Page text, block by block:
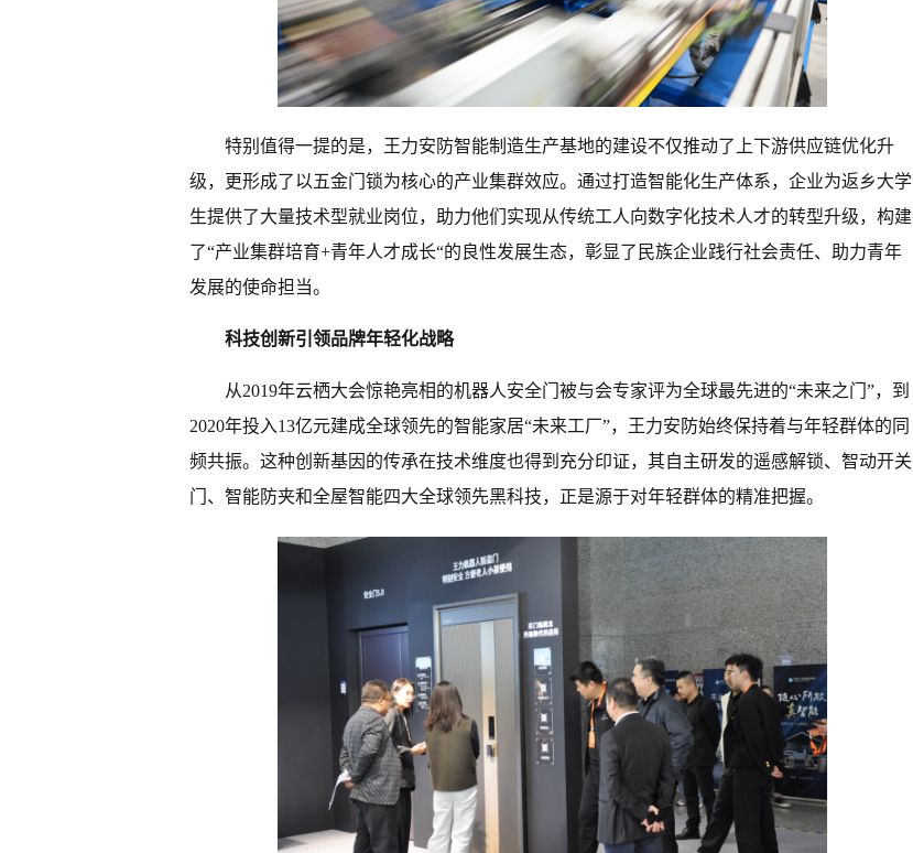
特别值得一提的是，王力安防智能制造生产基地的建设不仅推动了上下游供应链优化升
级，更形成了以五金门锁为核心的产业集群效应。通过打造智能化生产体系，企业为返乡大学
生提供了大量技术型就业岗位，助力他们实现从传统工人向数字化技术人才的转型升级，构建
了“产业集群培育+青年人才成长“的良性发展生态，彰显了民族企业践行社会责任、助力青年
发展的使命担当。
科技创新引领品牌年轻化战略
从2019年云栖大会惊艳亮相的机器人安全门被与会专家评为全球最先进的“未来之门”，到
2020年投入13亿元建成全球领先的智能家居“未来工厂”，王力安防始终保持着与年轻群体的同
频共振。这种创新基因的传承在技术维度也得到充分印证，其自主研发的遥感解锁、智动开关
门、智能防夹和全屋智能四大全球领先黑科技，正是源于对年轻群体的精准把握。